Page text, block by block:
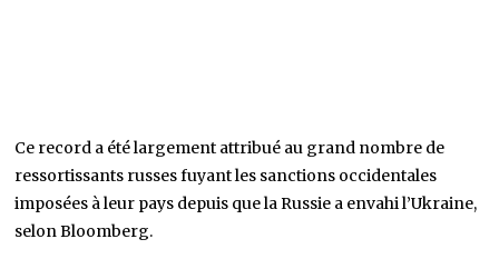
Ce record a été largement attribué au grand nombre de
ressortissants russes fuyant les sanctions occidentales
imposées à leur pays depuis que la Russie a envahi l’Ukraine,
selon Bloomberg.